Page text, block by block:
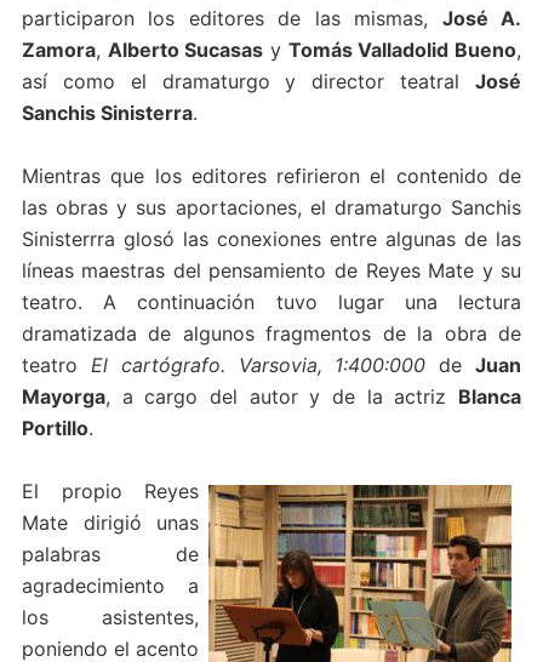
participaron los editores de las mismas, José A.
Zamora, Alberto Sucasas y Tomás Valladolid Bueno,
así como el dramaturgo y director teatralJosé
Sanchis Sinisterra.
Mientras que los editores refirieron el contenido de
las obras y sus aportaciones, el dramaturgo Sanchis
Sinisterrra glosó las conexiones entre algunas de las
líneas maestras del pensamiento de Reyes Mate y su
teatro. A continuación tuvo lugar una lectura
dramatizada de algunos fragmentos de la obra de
teatro El cartógrafo. Varsovia, 1:400:000 deJuan
Mayorga, a cargo del autor y de la actriz Blanca
Portillo.
El propio Reyes
Mate dirigió unas
palabras de
agradecimiento a
los asistentes,
poniendo el acento